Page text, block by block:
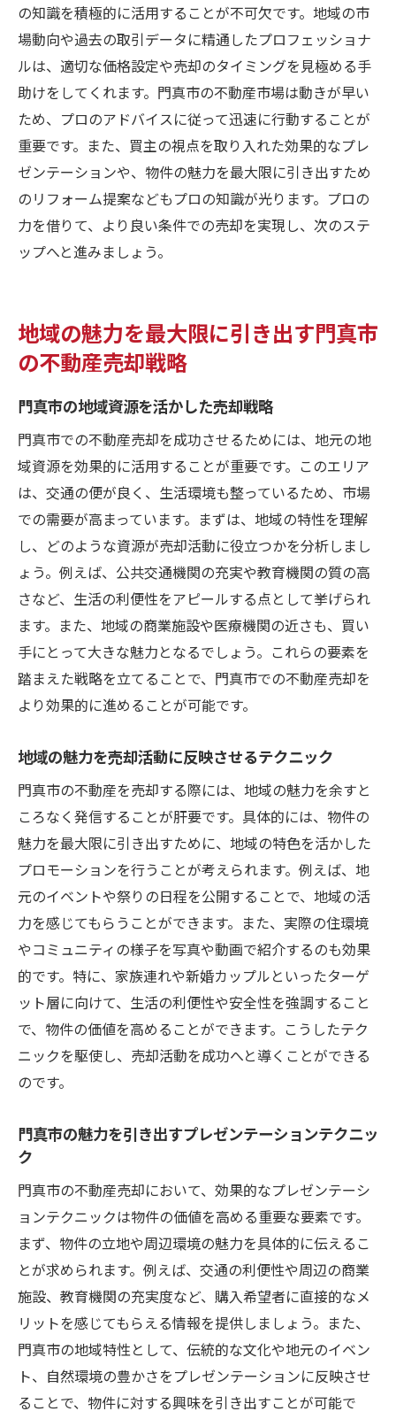
の知識を積極的に活用することが不可欠です。地域の市
場動向や過去の取引データに精通したプロフェッショナ
ルは、適切な価格設定や売却のタイミングを見極める手
助けをしてくれます。門真市の不動産市場は動きが早い
ため、プロのアドバイスに従って迅速に行動することが
重要です。また、買主の視点を取り入れた効果的なプレ
ゼンテーションや、物件の魅力を最大限に引き出すため
のリフォーム提案などもプロの知識が光ります。プロの
力を借りて、より良い条件での売却を実現し、次のステ
ップへと進みましょう。
地域の魅力を最大限に引き出す門真市
の不動産売却戦略
門真市の地域資源を活かした売却戦略
門真市での不動産売却を成功させるためには、地元の地
域資源を効果的に活用することが重要です。このエリア
は、交通の便が良く、生活環境も整っているため、市場
での需要が高まっています。まずは、地域の特性を理解
し、どのような資源が売却活動に役立つかを分析しまし
ょう。例えば、公共交通機関の充実や教育機関の質の高
さなど、生活の利便性をアピールする点として挙げられ
ます。また、地域の商業施設や医療機関の近さも、買い
手にとって大きな魅力となるでしょう。これらの要素を
踏まえた戦略を立てることで、門真市での不動産売却を
より効果的に進めることが可能です。
地域の魅力を売却活動に反映させるテクニック
門真市の不動産を売却する際には、地域の魅力を余すと
ころなく発信することが肝要です。具体的には、物件の
魅力を最大限に引き出すために、地域の特色を活かした
プロモーションを行うことが考えられます。例えば、地
元のイベントや祭りの日程を公開することで、地域の活
力を感じてもらうことができます。また、実際の住環境
やコミュニティの様子を写真や動画で紹介するのも効果
的です。特に、家族連れや新婚カップルといったターゲ
ット層に向けて、生活の利便性や安全性を強調すること
で、物件の価値を高めることができます。こうしたテク
ニックを駆使し、売却活動を成功へと導くことができる
のです。
門真市の魅力を引き出すプレゼンテーションテクニッ
ク
門真市の不動産売却において、効果的なプレゼンテーシ
ョンテクニックは物件の価値を高める重要な要素です。
まず、物件の立地や周辺環境の魅力を具体的に伝えるこ
とが求められます。例えば、交通の利便性や周辺の商業
施設、教育機関の充実度など、購入希望者に直接的なメ
リットを感じてもらえる情報を提供しましょう。また、
門真市の地域特性として、伝統的な文化や地元のイベン
ト、自然環境の豊かさをプレゼンテーションに反映させ
ることで、物件に対する興味を引き出すことが可能で